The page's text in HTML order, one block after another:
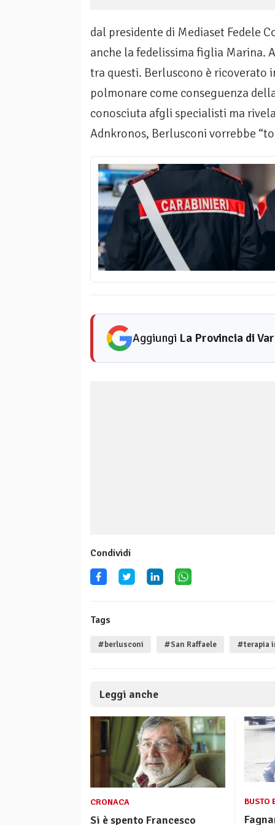
dal presidente di Mediaset Fedele
anche la fedelissima figlia Marina.
tra questi. Berluscono è ricoverato
polmonare come conseguenza
conosciuta afgli specialisti ma
Adnkronos, Berlusconi vorrebbe
Aggiungi La Provincia di
Condividi
Tags
#berlusconi #San Raffaele #terapia
Leggi anche
CRONACA
Si è spento Francesco
BUSTO